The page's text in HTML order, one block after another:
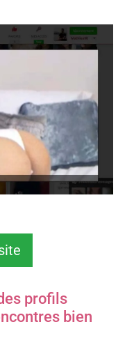
profils
bien